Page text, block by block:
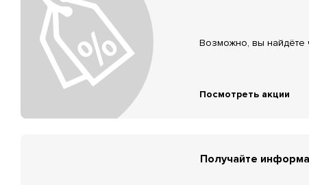
Возможно, вы найдёте
Посмотреть акции
Получайте